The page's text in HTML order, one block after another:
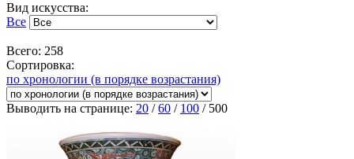
Вид искусства:
Все
Всего: 258
Сортировка:
по хронологии (в порядке возрастания)
Выводить на странице: 20 /60 / 100 / 500